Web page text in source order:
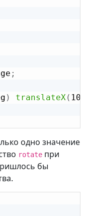
;
) translateX ( 10%
одно значение
rotate при
бы